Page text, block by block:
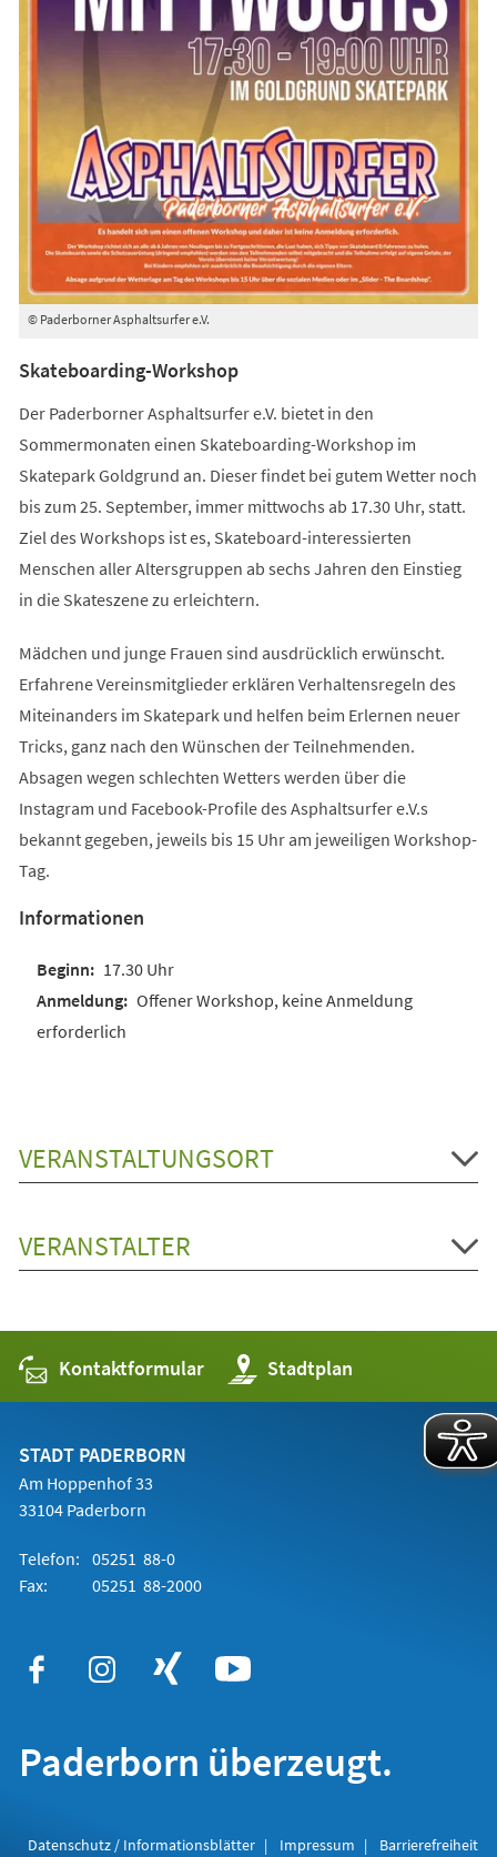
© Paderborner Asphaltsurfer e.V.
Skateboarding-Workshop
Der Paderborner Asphaltsurfer e.V. bietet in den
Sommermonaten einen Skateboarding-Workshop im
Skatepark Goldgrund an. Dieser findet bei gutem Wetter noch
bis zum 25. September, immer mittwochs ab 17.30 Uhr, statt.
Ziel des Workshops ist es, Skateboard-interessierten
Menschen aller Altersgruppen ab sechs Jahren den Einstieg
in die Skateszene zu erleichtern.
Mädchen und junge Frauen sind ausdrücklich erwünscht.
Erfahrene Vereinsmitglieder erklären Verhaltensregeln des
Miteinanders im Skatepark und helfen beim Erlernen neuer
Tricks, ganz nach den Wünschen der Teilnehmenden.
Absagen wegen schlechten Wetters werden über die
Instagram und Facebook-Profile des Asphaltsurfer e.V.s
bekannt gegeben, jeweils bis 15 Uhr am jeweiligen Workshop-
Tag.
Informationen
17.30 Uhr
Offener Workshop, keine Anmeldung
erforderlich
VERANSTALTUNGSORT
VERANSTALTER
Kontaktformular Stadtplan
(Öffnet
in
einem
STADT PADERBORN
Am Hoppenhof 33
33104 Paderborn
Telefon: 05251 88-0
Fax:
05251 88-2000
Paderborn überzeugt.
Datenschutz / Informationsblätter Impressum
Barrierefreiheit